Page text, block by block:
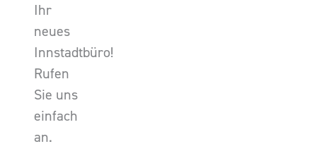
Ihr
neues
Innstadtbüro!
Rufen
Sie uns
einfach
an.